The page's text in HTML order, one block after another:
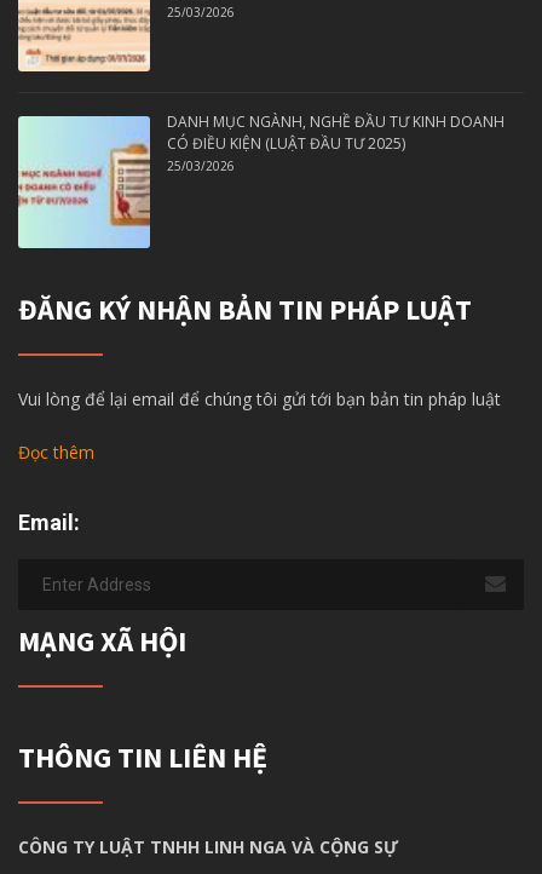
25/03/2026
DANH MỤC NGÀNH, NGHỀ ĐẦU TƯ KINH DOANH
CÓ ĐIỀU KIỆN (LUẬT ĐẦU TƯ 2025)
25/03/2026
ĐĂNG KÝ NHẬN BẢN TIN PHÁP LUẬT
Vui lòng để lại email để chúng tôi gửi tới bạn bản tin pháp luật
Đọc thêm
Email:
MẠNG XÃ HỘI
THÔNG TIN LIÊN HỆ
CÔNG TY LUẬT TNHH LINH NGA VÀ CỘNG SỰ